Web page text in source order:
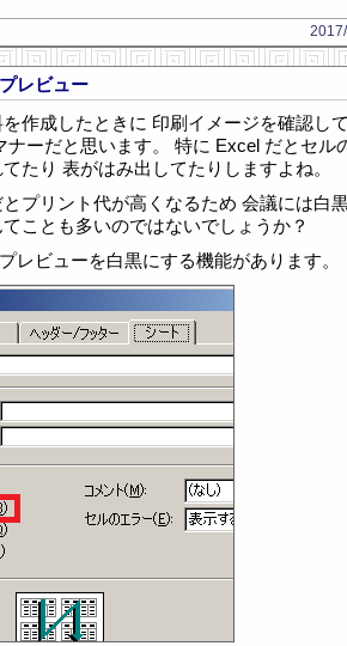
レビュー
作成したときに 印刷イメージを確認し
ナーだと思います。 特に Excel だとセル
たり 表がはみ出してたりしますよね。
プリント代が高くなるため 会議には白
ことも多いのではないでしょうか？
レビューを白黒にする機能があります。